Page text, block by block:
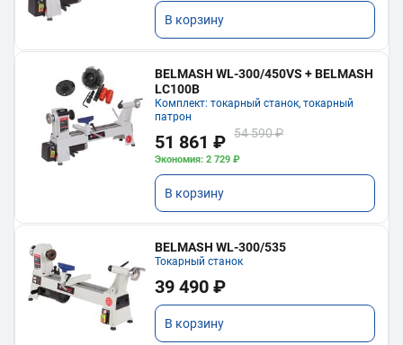
В корзину
BELMASH WL-300/450VS + BELMASH
LC100B
Комплект: токарный станок, токарный
патрон
51 861 ₽ 54 590 ₽
Экономия: 2 729 ₽
В корзину
BELMASH WL-300/535
Токарный станок
39 490 ₽
В корзину